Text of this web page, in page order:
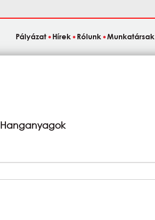
Pályázat Hírek Rólunk Munkatársak
Hanganyagok